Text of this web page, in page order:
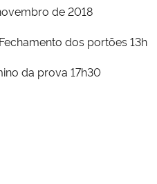
de 2018
dos portões 13h
da prova 17h30